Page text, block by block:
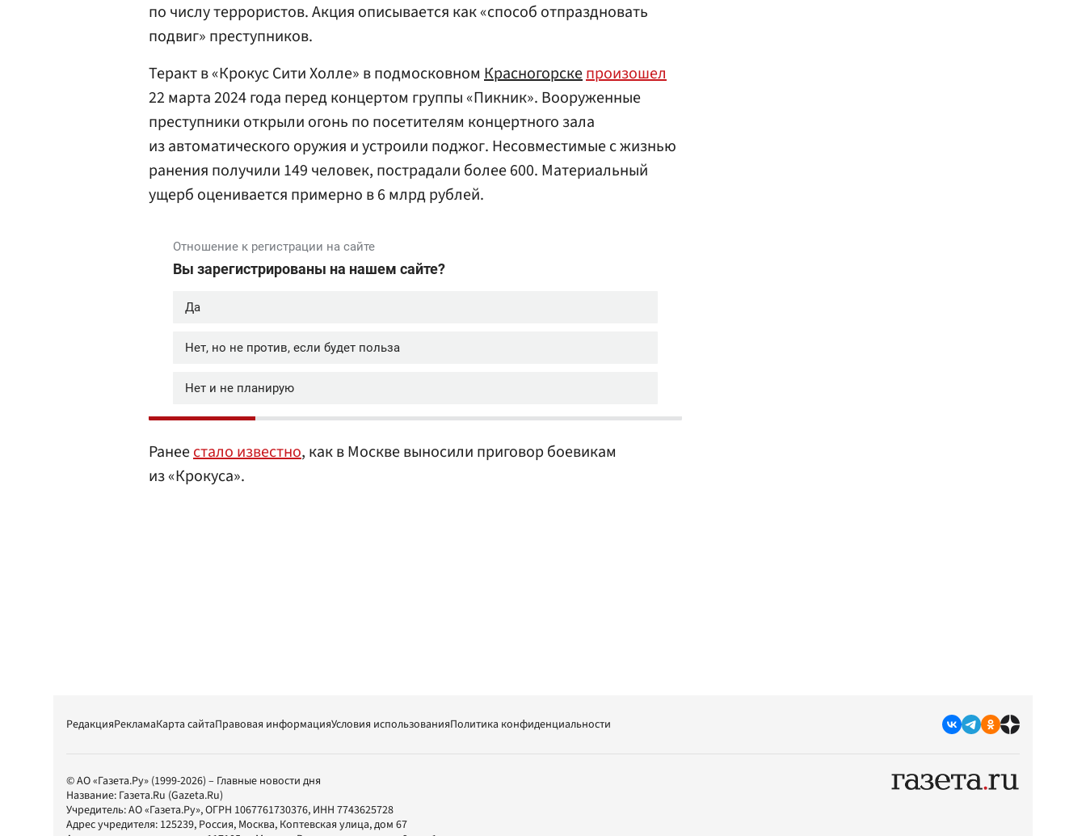
по числу террористов. Акция описывается как «способ отпраздновать
подвиг» преступников.
Теракт в «Крокус Сити Холле» в подмосковном Красногорскепроизошел
22 марта 2024 года перед концертом группы «Пикник». Вооруженные
преступники открыли огонь по посетителям концертного зала
из автоматического оружия и устроили поджог. Несовместимые с жизнью
ранения получили 149 человек, пострадали более 600. Материальный
ущерб оценивается примерно в 6 млрд рублей.
Ранеестало известно, как в Москве выносили приговор боевикам
из «Крокуса».
РедакцияРекламаКарта сайтаПравовая информацияУсловия использованияПолитика конфиденциальности
© АО «Газета.Ру» (1999-2026) – Главные новости дня
Название: Газета.Ru (Gazeta.Ru)
Учредитель:АО «Газета.Ру», ОГРН 1067761730376, ИНН 7743625728
Адрес учредителя: 125239, Россия, Москва, Коптевская улица, дом 67